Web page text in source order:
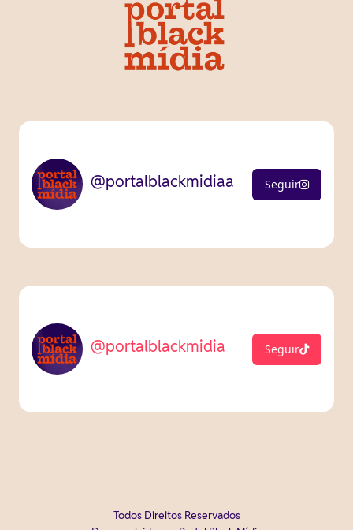
@portalblackmidiaa Seguir
@portalblackmidia Seguir
Todos Direitos Reservados